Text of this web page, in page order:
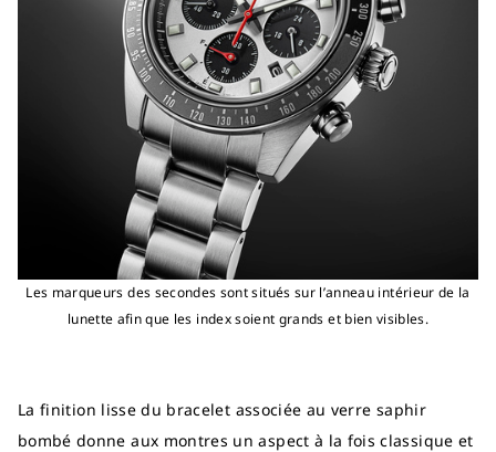
Les marqueurs des secondes sont situés sur l’anneau intérieur de la
lunette afin que les index soient grands et bien visibles.
La finition lisse du bracelet associée au verre saphir
bombé donne aux montres un aspect à la fois classique et